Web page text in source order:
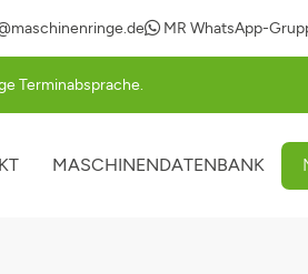
MR WhatsApp-
Terminabsprache.
MASCHINENDATENBANK